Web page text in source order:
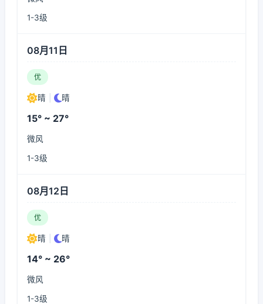
1-3级
08月11日
优
晴 晴
15° ~ 27°
微风
1-3级
08月12日
优
晴 晴
14° ~ 26°
微风
1-3级